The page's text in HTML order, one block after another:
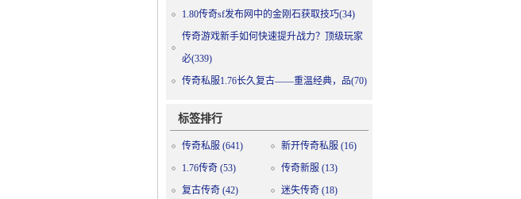
1.80传奇sf发布网中的金刚石获取技巧(34)
传奇游戏新手如何快速提升战力？顶级玩家
必(339)
传奇私服1.76长久复古——重温经典，品(70)
标签排行
传奇私服 (641) 新开传奇私服 (16)
1.76传奇 (53) 传奇新服 (13)
复古传奇 (42) 迷失传奇 (18)